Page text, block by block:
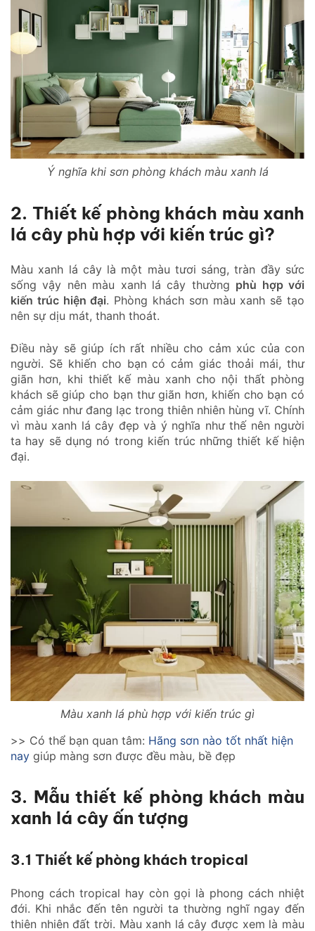
Ý nghĩa khi sơn phòng khách màu xanh lá
2. Thiết kế phòng khách màu xanh
lá cây phù hợp với kiến trúc gì?
Màu xanh lá cây là một màu tươi sáng, tràn đầy sức
sống vậy nên màu xanh lá cây thường phù hợp với
kiến trúc hiện đại. Phòng khách sơn màu xanh sẽ tạo
nên sự dịu mát, thanh thoát.
Điều này sẽ giúp ích rất nhiều cho cảm xúc của con
người. Sẽ khiến cho bạn có cảm giác thoải mái, thư
giãn hơn, khi thiết kế màu xanh cho nội thất phòng
khách sẽ giúp cho bạn thư giãn hơn, khiến cho bạn có
cảm giác như đang lạc trong thiên nhiên hùng vĩ. Chính
vì màu xanh lá cây đẹp và ý nghĩa như thế nên người
ta hay sẽ dụng nó trong kiến trúc những thiết kế hiện
đại.
Màu xanh lá phù hợp với kiến trúc gì
>> Có thể bạn quan tâm: Hãng sơn nào tốt nhất hiện
nay giúp màng sơn được đều màu, bề đẹp
3. Mẫu thiết kế phòng khách màu
xanh lá cây ấn tượng
3.1 Thiết kế phòng khách tropical
Phong cách tropical hay còn gọi là phong cách nhiệt
đới. Khi nhắc đến tên người ta thường nghĩ ngay đến
thiên nhiên đất trời. Màu xanh lá cây được xem là màu